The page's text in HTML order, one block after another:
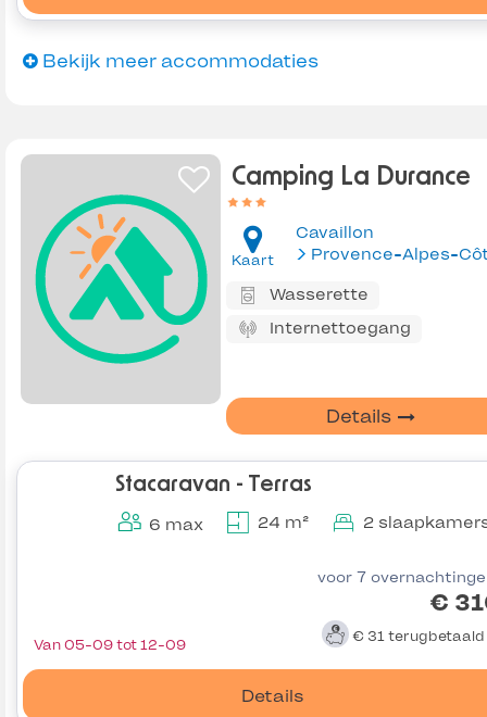
Bekijk meer accommodaties
Camping La Durance
Kaart
Cavaillon
Wasserette
Internettoegang
Details
Stacaravan - Terras
6 max 24 m² 2
voor 7
€
€ 31 terugbetaald
Details
Van 05-09 tot 12-09